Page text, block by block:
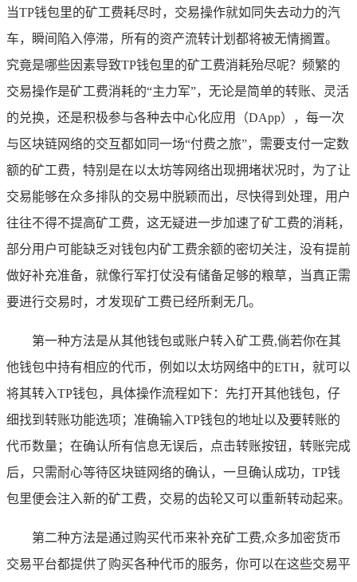
当TP钱包里的矿工费耗尽时，交易操作就如同失去动力的汽
车，瞬间陷入停滞，所有的资产流转计划都将被无情搁置。
究竟是哪些因素导致TP钱包里的矿工费消耗殆尽呢？频繁的
交易操作是矿工费消耗的“主力军”，无论是简单的转账、灵活
的兑换，还是积极参与各种去中心化应用（DApp），每一次
与区块链网络的交互都如同一场“付费之旅”，需要支付一定数
额的矿工费，特别是在以太坊等网络出现拥堵状况时，为了让
交易能够在众多排队的交易中脱颖而出，尽快得到处理，用户
往往不得不提高矿工费，这无疑进一步加速了矿工费的消耗，
部分用户可能缺乏对钱包内矿工费余额的密切关注，没有提前
做好补充准备，就像行军打仗没有储备足够的粮草，当真正需
要进行交易时，才发现矿工费已经所剩无几。
第一种方法是从其他钱包或账户转入矿工费,倘若你在其
他钱包中持有相应的代币，例如以太坊网络中的ETH，就可以
将其转入TP钱包，具体操作流程如下：先打开其他钱包，仔
细找到转账功能选项；准确输入TP钱包的地址以及要转账的
代币数量；在确认所有信息无误后，点击转账按钮，转账完成
后，只需耐心等待区块链网络的确认，一旦确认成功，TP钱
包里便会注入新的矿工费，交易的齿轮又可以重新转动起来。
第二种方法是通过购买代币来补充矿工费,众多加密货币
交易平台都提供了购买各种代币的服务，你可以在这些交易平